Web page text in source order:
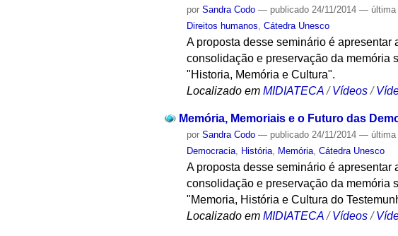
porSandra Codo — publicado 24/11/2014—
Direitos humanos ,Cátedra Unesco
A proposta desse seminário é
consolidação e preservação da memória
"Historia, Memória e Cultura".
Localizado em MIDIATECA /Vídeos /
Memória, Memoriais e o Futuro das
porSandra Codo — publicado 24/11/2014—
Democracia História Memória ,Cátedra Unesco
A proposta desse seminário é
consolidação e preservação da memória
"Memoria, História e Cultura do
Localizado em MIDIATECA /Vídeos /